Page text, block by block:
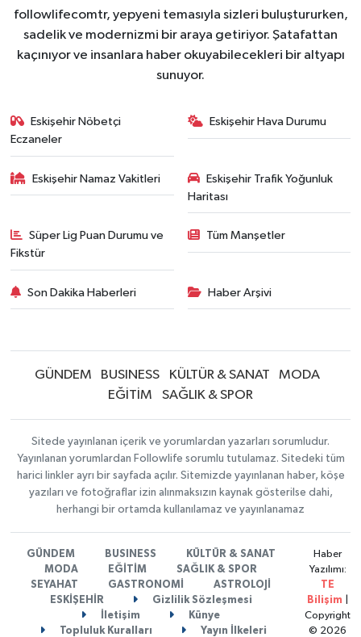
followlifecomtr, yepyeni temasıyla sizleri buluştururken,
sadelik ve modernizmi bir araya getiriyor. Şatafattan
kaçınıyor ve insanlara haber okuyabilecekleri bir altyapı
sunuyor.
Eskişehir Nöbetçi
Eczaneler
Eskişehir Hava Durumu
Eskişehir Namaz Vakitleri
Eskişehir Trafik Yoğunluk
Haritası
Süper Lig Puan Durumu ve
Fikstür
Tüm Manşetler
Son Dakika Haberleri Haber Arşivi
GÜNDEM BUSINESS KÜLTÜR & SANAT
MODA
EĞİTİM
SAĞLIK & SPOR
Sitede yayınlanan içerik ve yorumlardan yazarları sorumludur.
Yayınlanan yorumlardan Followlife sorumlu tutulamaz. Sitedeki tüm
harici linkler ayrı bir sayfada açılır. Sitemizde yayınlanan haber, köşe
yazıları ve fotoğraflar izin alınmaksızın kaynak gösterilse dahi,
herhangi bir ortamda kullanılamaz ve yayınlanamaz
GÜNDEM BUSINESS
KÜLTÜR & SANAT
MODA
EĞİTİM
SAĞLIK & SPOR
SEYAHAT
GASTRONOMİ
ASTROLOJİ
ESKİŞEHİR
Gizlilik Sözleşmesi
İletişim
Künye
Topluluk Kuralları
Yayın İlkeleri
Haber
Yazılımı:
TE
Bilişim
Copyright
© 2026